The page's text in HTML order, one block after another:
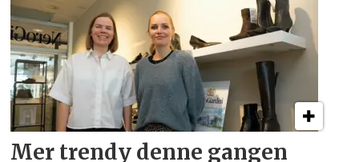
Mer trendy denne gangen